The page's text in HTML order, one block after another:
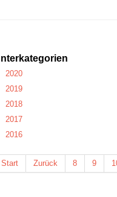
2020
2019
2018
2017
2016
Start Zurück 8 9